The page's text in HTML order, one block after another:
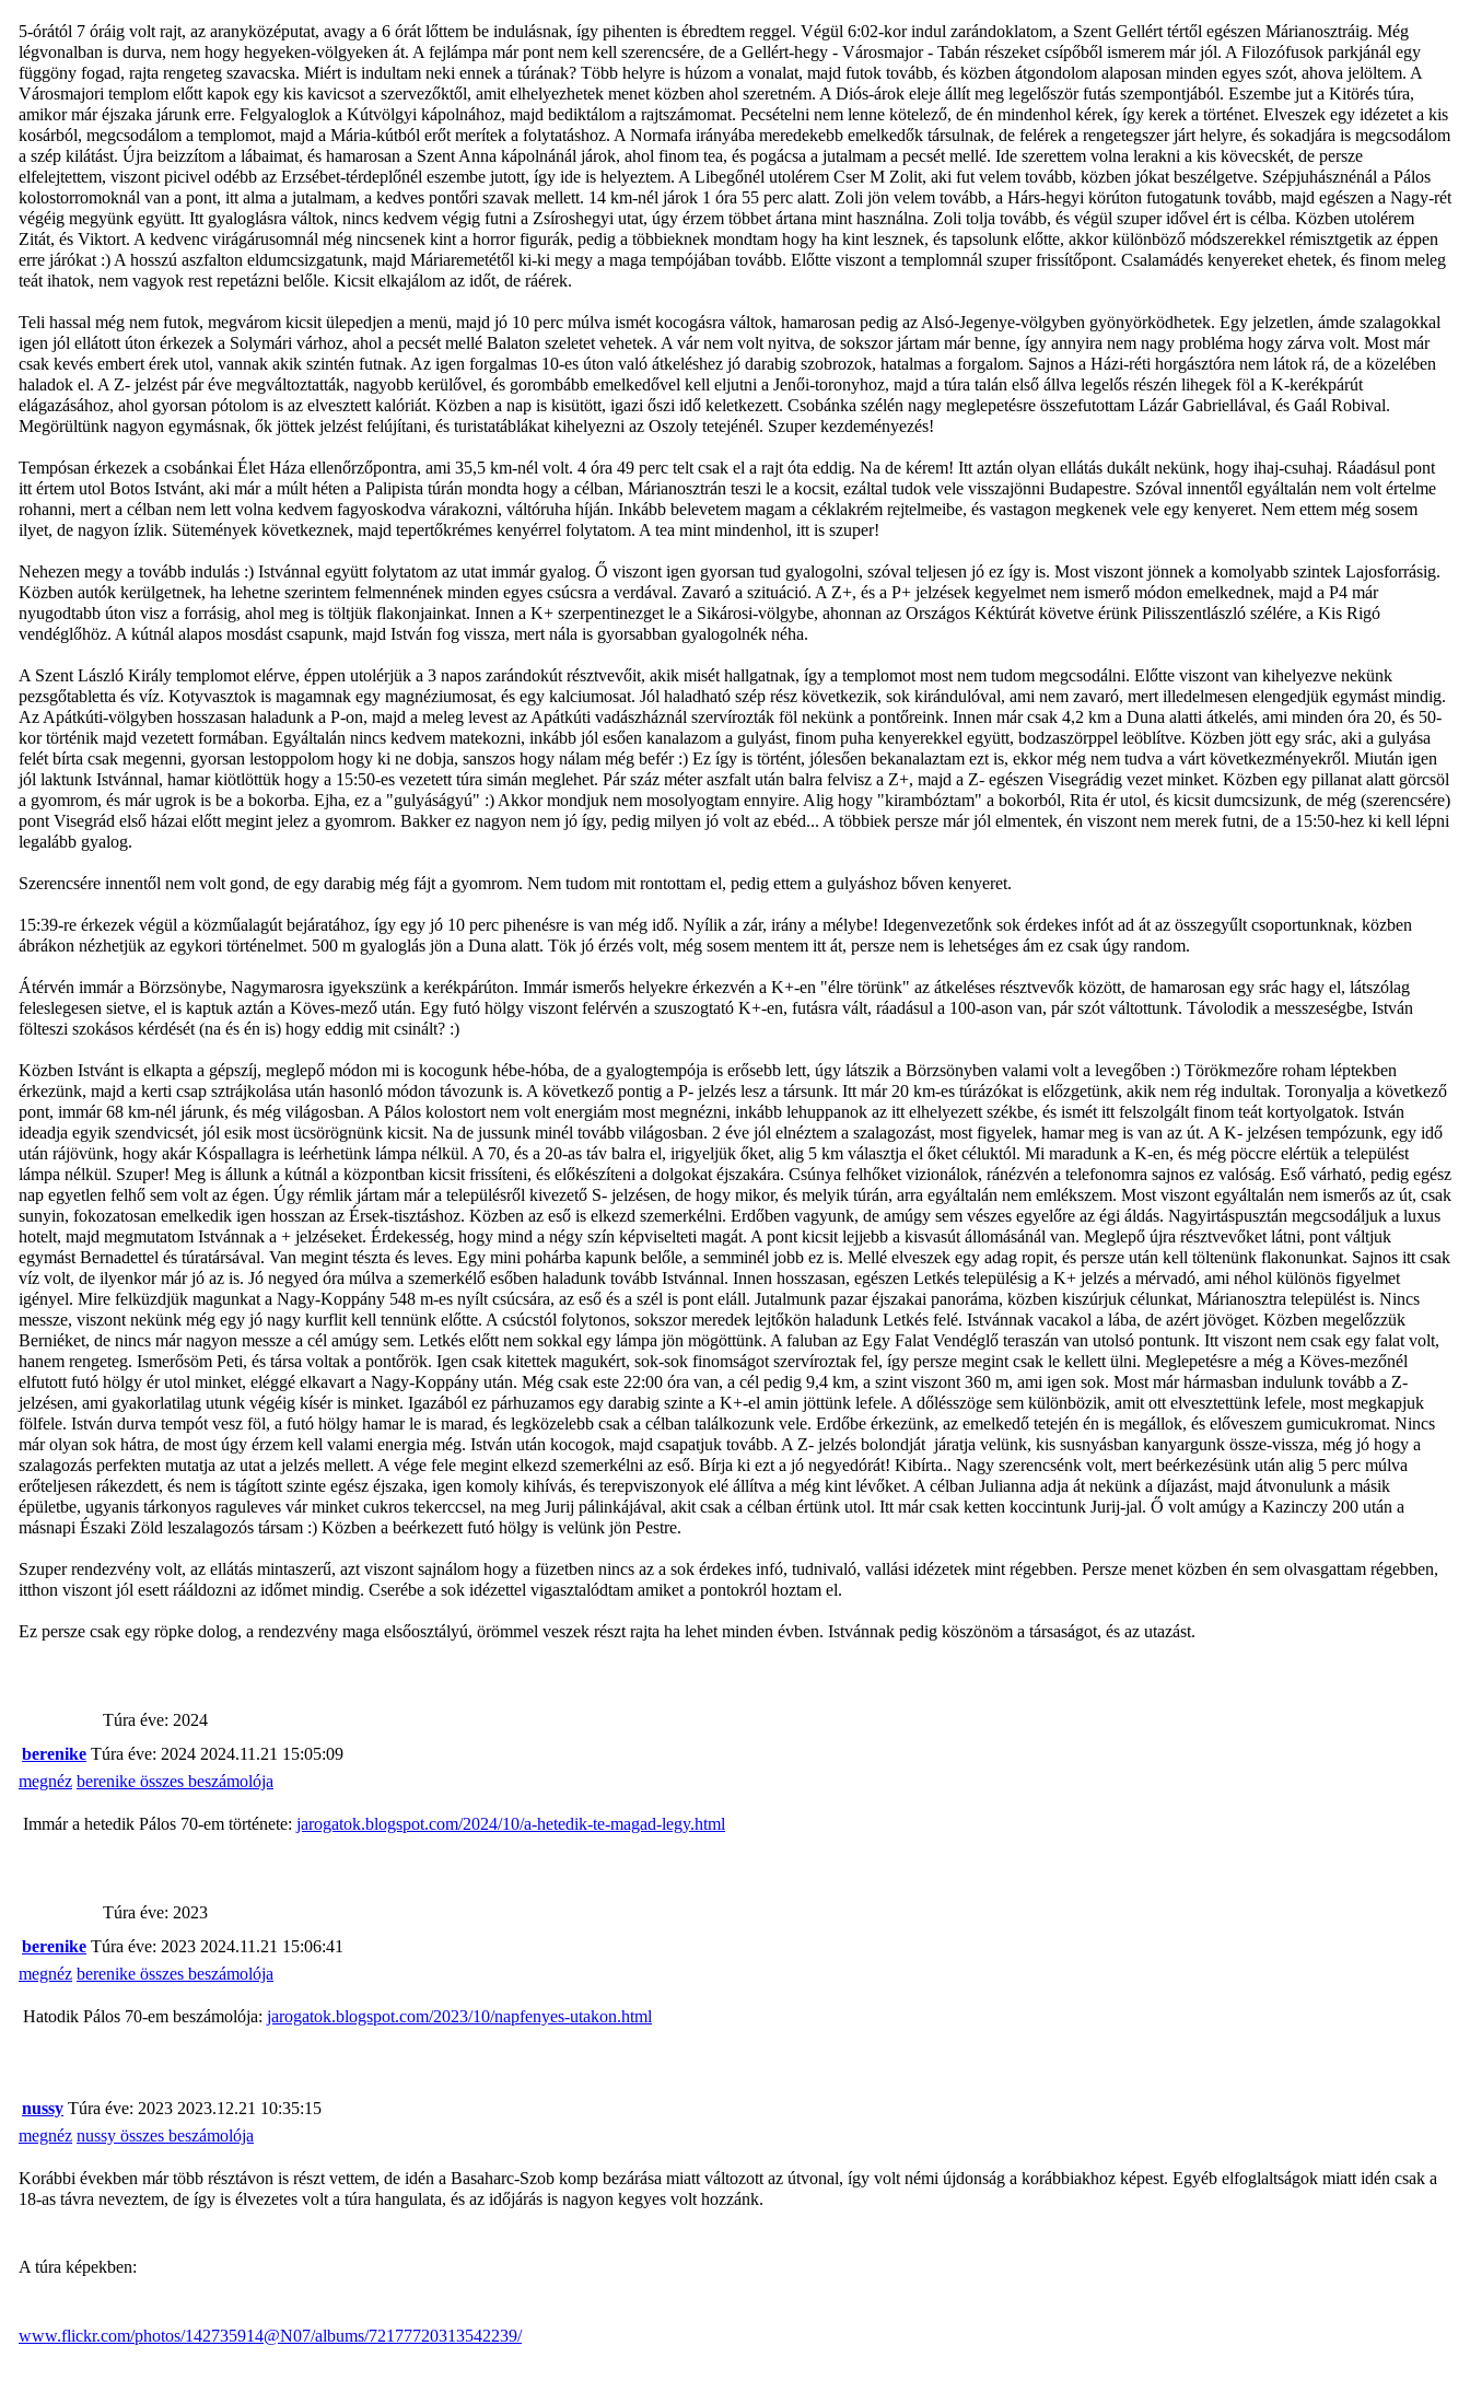
5-órától 7 óráig volt rajt, az aranyközéputat, avagy a 6 órát lőttem be indulásnak, így pihenten is ébredtem reggel. Végül 6:02-kor indul zarándoklatom, a Szent Gellért tértől egészen Márianosztráig. Még
légvonalban is durva, nem hogy hegyeken-völgyeken át. A fejlámpa már pont nem kell szerencsére, de a Gellért-hegy - Városmajor - Tabán részeket csípőből ismerem már jól. A Filozófusok parkjánál egy
függöny fogad, rajta rengeteg szavacska. Miért is indultam neki ennek a túrának? Több helyre is húzom a vonalat, majd futok tovább, és közben átgondolom alaposan minden egyes szót, ahova jelöltem. A
Városmajori templom előtt kapok egy kis kavicsot a szervezőktől, amit elhelyezhetek menet közben ahol szeretném. A Diós-árok eleje állít meg legelőször futás szempontjából. Eszembe jut a Kitörés túra,
amikor már éjszaka járunk erre. Felgyaloglok a Kútvölgyi kápolnához, majd bediktálom a rajtszámomat. Pecsételni nem lenne kötelező, de én mindenhol kérek, így kerek a történet. Elveszek egy idézetet a kis
kosárból, megcsodálom a templomot, majd a Mária-kútból erőt merítek a folytatáshoz. A Normafa irányába meredekebb emelkedők társulnak, de felérek a rengetegszer járt helyre, és sokadjára is megcsodálom
a szép kilátást. Újra beizzítom a lábaimat, és hamarosan a Szent Anna kápolnánál járok, ahol finom tea, és pogácsa a jutalmam a pecsét mellé. Ide szerettem volna lerakni a kis kövecskét, de persze
elfelejtettem, viszont picivel odébb az Erzsébet-térdeplőnél eszembe jutott, így ide is helyeztem. A Libegőnél utolérem Cser M Zolit, aki fut velem tovább, közben jókat beszélgetve. Szépjuhásznénál a Pálos
kolostorromoknál van a pont, itt alma a jutalmam, a kedves pontőri szavak mellett. 14 km-nél járok 1 óra 55 perc alatt. Zoli jön velem tovább, a Hárs-hegyi körúton futogatunk tovább, majd egészen a Nagy-rét
végéig megyünk együtt. Itt gyaloglásra váltok, nincs kedvem végig futni a Zsíroshegyi utat, úgy érzem többet ártana mint használna. Zoli tolja tovább, és végül szuper idővel ért is célba. Közben utolérem
Zitát, és Viktort. A kedvenc virágárusomnál még nincsenek kint a horror figurák, pedig a többieknek mondtam hogy ha kint lesznek, és tapsolunk előtte, akkor különböző módszerekkel rémisztgetik az éppen
erre járókat :) A hosszú aszfalton eldumcsizgatunk, majd Máriaremetétől ki-ki megy a maga tempójában tovább. Előtte viszont a templomnál szuper frissítőpont. Csalamádés kenyereket ehetek, és finom meleg
teát ihatok, nem vagyok rest repetázni belőle. Kicsit elkajálom az időt, de ráérek.
Teli hassal még nem futok, megvárom kicsit ülepedjen a menü, majd jó 10 perc múlva ismét kocogásra váltok, hamarosan pedig az Alsó-Jegenye-völgyben gyönyörködhetek. Egy jelzetlen, ámde szalagokkal
igen jól ellátott úton érkezek a Solymári várhoz, ahol a pecsét mellé Balaton szeletet vehetek. A vár nem volt nyitva, de sokszor jártam már benne, így annyira nem nagy probléma hogy zárva volt. Most már
csak kevés embert érek utol, vannak akik szintén futnak. Az igen forgalmas 10-es úton való átkeléshez jó darabig szobrozok, hatalmas a forgalom. Sajnos a Házi-réti horgásztóra nem látok rá, de a közelében
haladok el. A Z- jelzést pár éve megváltoztatták, nagyobb kerülővel, és gorombább emelkedővel kell eljutni a Jenői-toronyhoz, majd a túra talán első állva legelős részén lihegek föl a K-kerékpárút
elágazásához, ahol gyorsan pótolom is az elvesztett kalóriát. Közben a nap is kisütött, igazi őszi idő keletkezett. Csobánka szélén nagy meglepetésre összefutottam Lázár Gabriellával, és Gaál Robival.
Megörültünk nagyon egymásnak, ők jöttek jelzést felújítani, és turistatáblákat kihelyezni az Oszoly tetejénél. Szuper kezdeményezés!
Tempósan érkezek a csobánkai Élet Háza ellenőrzőpontra, ami 35,5 km-nél volt. 4 óra 49 perc telt csak el a rajt óta eddig. Na de kérem! Itt aztán olyan ellátás dukált nekünk, hogy ihaj-csuhaj. Ráadásul pont
itt értem utol Botos Istvánt, aki már a múlt héten a Palipista túrán mondta hogy a célban, Márianosztrán teszi le a kocsit, ezáltal tudok vele visszajönni Budapestre. Szóval innentől egyáltalán nem volt értelme
rohanni, mert a célban nem lett volna kedvem fagyoskodva várakozni, váltóruha híján. Inkább belevetem magam a céklakrém rejtelmeibe, és vastagon megkenek vele egy kenyeret. Nem ettem még sosem
ilyet, de nagyon ízlik. Sütemények következnek, majd tepertőkrémes kenyérrel folytatom. A tea mint mindenhol, itt is szuper!
Nehezen megy a tovább indulás :) Istvánnal együtt folytatom az utat immár gyalog. Ő viszont igen gyorsan tud gyalogolni, szóval teljesen jó ez így is. Most viszont jönnek a komolyabb szintek Lajosforrásig.
Közben autók kerülgetnek, ha lehetne szerintem felmennének minden egyes csúcsra a verdával. Zavaró a szituáció. A Z+, és a P+ jelzések kegyelmet nem ismerő módon emelkednek, majd a P4 már
nyugodtabb úton visz a forrásig, ahol meg is töltjük flakonjainkat. Innen a K+ szerpentinezget le a Sikárosi-völgybe, ahonnan az Országos Kéktúrát követve érünk Pilisszentlászló szélére, a Kis Rigó
vendéglőhöz. A kútnál alapos mosdást csapunk, majd István fog vissza, mert nála is gyorsabban gyalogolnék néha.
A Szent László Király templomot elérve, éppen utolérjük a 3 napos zarándokút résztvevőit, akik misét hallgatnak, így a templomot most nem tudom megcsodálni. Előtte viszont van kihelyezve nekünk
pezsgőtabletta és víz. Kotyvasztok is magamnak egy magnéziumosat, és egy kalciumosat. Jól haladható szép rész következik, sok kirándulóval, ami nem zavaró, mert illedelmesen elengedjük egymást mindig.
Az Apátkúti-völgyben hosszasan haladunk a P-on, majd a meleg levest az Apátkúti vadászháznál szervírozták föl nekünk a pontőreink. Innen már csak 4,2 km a Duna alatti átkelés, ami minden óra 20, és 50-
kor történik majd vezetett formában. Egyáltalán nincs kedvem matekozni, inkább jól esően kanalazom a gulyást, finom puha kenyerekkel együtt, bodzaszörppel leöblítve. Közben jött egy srác, aki a gulyása
felét bírta csak megenni, gyorsan lestoppolom hogy ki ne dobja, sanszos hogy nálam még befér :) Ez így is történt, jólesően bekanalaztam ezt is, ekkor még nem tudva a várt következményekről. Miután igen
jól laktunk Istvánnal, hamar kiötlöttük hogy a 15:50-es vezetett túra simán meglehet. Pár száz méter aszfalt után balra felvisz a Z+, majd a Z- egészen Visegrádig vezet minket. Közben egy pillanat alatt görcsöl
a gyomrom, és már ugrok is be a bokorba. Ejha, ez a "gulyáságyú" :) Akkor mondjuk nem mosolyogtam ennyire. Alig hogy "kirambóztam" a bokorból, Rita ér utol, és kicsit dumcsizunk, de még (szerencsére)
pont Visegrád első házai előtt megint jelez a gyomrom. Bakker ez nagyon nem jó így, pedig milyen jó volt az ebéd... A többiek persze már jól elmentek, én viszont nem merek futni, de a 15:50-hez ki kell lépni
legalább gyalog.
Szerencsére innentől nem volt gond, de egy darabig még fájt a gyomrom. Nem tudom mit rontottam el, pedig ettem a gulyáshoz bőven kenyeret.
15:39-re érkezek végül a közműalagút bejáratához, így egy jó 10 perc pihenésre is van még idő. Nyílik a zár, irány a mélybe! Idegenvezetőnk sok érdekes infót ad át az összegyűlt csoportunknak, közben
ábrákon nézhetjük az egykori történelmet. 500 m gyaloglás jön a Duna alatt. Tök jó érzés volt, még sosem mentem itt át, persze nem is lehetséges ám ez csak úgy random.
Átérvén immár a Börzsönybe, Nagymarosra igyekszünk a kerékpárúton. Immár ismerős helyekre érkezvén a K+-en "élre törünk" az átkeléses résztvevők között, de hamarosan egy srác hagy el, látszólag
feleslegesen sietve, el is kaptuk aztán a Köves-mező után. Egy futó hölgy viszont felérvén a szuszogtató K+-en, futásra vált, ráadásul a 100-ason van, pár szót váltottunk. Távolodik a messzeségbe, István
fölteszi szokásos kérdését (na és én is) hogy eddig mit csinált? :)
Közben Istvánt is elkapta a gépszíj, meglepő módon mi is kocogunk hébe-hóba, de a gyalogtempója is erősebb lett, úgy látszik a Börzsönyben valami volt a levegőben :) Törökmezőre roham léptekben
érkezünk, majd a kerti csap sztrájkolása után hasonló módon távozunk is. A következő pontig a P- jelzés lesz a társunk. Itt már 20 km-es túrázókat is előzgetünk, akik nem rég indultak. Toronyalja a következő
pont, immár 68 km-nél járunk, és még világosban. A Pálos kolostort nem volt energiám most megnézni, inkább lehuppanok az itt elhelyezett székbe, és ismét itt felszolgált finom teát kortyolgatok. István
ideadja egyik szendvicsét, jól esik most ücsörögnünk kicsit. Na de jussunk minél tovább világosban. 2 éve jól elnéztem a szalagozást, most figyelek, hamar meg is van az út. A K- jelzésen tempózunk, egy idő
után rájövünk, hogy akár Kóspallagra is leérhetünk lámpa nélkül. A 70, és a 20-as táv balra el, irigyeljük őket, alig 5 km választja el őket céluktól. Mi maradunk a K-en, és még pöccre elértük a települést
lámpa nélkül. Szuper! Meg is állunk a kútnál a központban kicsit frissíteni, és előkészíteni a dolgokat éjszakára. Csúnya felhőket vizionálok, ránézvén a telefonomra sajnos ez valóság. Eső várható, pedig egész
nap egyetlen felhő sem volt az égen. Úgy rémlik jártam már a településről kivezető S- jelzésen, de hogy mikor, és melyik túrán, arra egyáltalán nem emlékszem. Most viszont egyáltalán nem ismerős az út, csak
sunyin, fokozatosan emelkedik igen hosszan az Érsek-tisztáshoz. Közben az eső is elkezd szemerkélni. Erdőben vagyunk, de amúgy sem vészes egyelőre az égi áldás. Nagyirtáspusztán megcsodáljuk a luxus
hotelt, majd megmutatom Istvánnak a + jelzéseket. Érdekesség, hogy mind a négy szín képviselteti magát. A pont kicsit lejjebb a kisvasút állomásánál van. Meglepő újra résztvevőket látni, pont váltjuk
egymást Bernadettel és túratársával. Van megint tészta és leves. Egy mini pohárba kapunk belőle, a semminél jobb ez is. Mellé elveszek egy adag ropit, és persze után kell töltenünk flakonunkat. Sajnos itt csak
víz volt, de ilyenkor már jó az is. Jó negyed óra múlva a szemerkélő esőben haladunk tovább Istvánnal. Innen hosszasan, egészen Letkés településig a K+ jelzés a mérvadó, ami néhol különös figyelmet
igényel. Mire felküzdjük magunkat a Nagy-Koppány 548 m-es nyílt csúcsára, az eső és a szél is pont eláll. Jutalmunk pazar éjszakai panoráma, közben kiszúrjuk célunkat, Márianosztra települést is. Nincs
messze, viszont nekünk még egy jó nagy kurflit kell tennünk előtte. A csúcstól folytonos, sokszor meredek lejtőkön haladunk Letkés felé. Istvánnak vacakol a lába, de azért jövöget. Közben megelőzzük
Berniéket, de nincs már nagyon messze a cél amúgy sem. Letkés előtt nem sokkal egy lámpa jön mögöttünk. A faluban az Egy Falat Vendéglő teraszán van utolsó pontunk. Itt viszont nem csak egy falat volt,
hanem rengeteg. Ismerősöm Peti, és társa voltak a pontőrök. Igen csak kitettek magukért, sok-sok finomságot szervíroztak fel, így persze megint csak le kellett ülni. Meglepetésre a még a Köves-mezőnél
elfutott futó hölgy ér utol minket, eléggé elkavart a Nagy-Koppány után. Még csak este 22:00 óra van, a cél pedig 9,4 km, a szint viszont 360 m, ami igen sok. Most már hármasban indulunk tovább a Z-
jelzésen, ami gyakorlatilag utunk végéig kísér is minket. Igazából ez párhuzamos egy darabig szinte a K+-el amin jöttünk lefele. A dőlésszöge sem különbözik, amit ott elvesztettünk lefele, most megkapjuk
fölfele. István durva tempót vesz föl, a futó hölgy hamar le is marad, és legközelebb csak a célban találkozunk vele. Erdőbe érkezünk, az emelkedő tetején én is megállok, és előveszem gumicukromat. Nincs
már olyan sok hátra, de most úgy érzem kell valami energia még. István után kocogok, majd csapatjuk tovább. A Z- jelzés bolondját járatja velünk, kis susnyásban kanyargunk össze-vissza, még jó hogy a
szalagozás perfekten mutatja az utat a jelzés mellett. A vége fele megint elkezd szemerkélni az eső. Bírja ki ezt a jó negyedórát! Kibírta.. Nagy szerencsénk volt, mert beérkezésünk után alig 5 perc múlva
erőteljesen rákezdett, és nem is tágított szinte egész éjszaka, igen komoly kihívás, és terepviszonyok elé állítva a még kint lévőket. A célban Julianna adja át nekünk a díjazást, majd átvonulunk a másik
épületbe, ugyanis tárkonyos raguleves vár minket cukros tekerccsel, na meg Jurij pálinkájával, akit csak a célban értünk utol. Itt már csak ketten koccintunk Jurij-jal. Ő volt amúgy a Kazinczy 200 után a
másnapi Északi Zöld leszalagozós társam :) Közben a beérkezett futó hölgy is velünk jön Pestre.
Szuper rendezvény volt, az ellátás mintaszerű, azt viszont sajnálom hogy a füzetben nincs az a sok érdekes infó, tudnivaló, vallási idézetek mint régebben. Persze menet közben én sem olvasgattam régebben,
itthon viszont jól esett rááldozni az időmet mindig. Cserébe a sok idézettel vigasztalódtam amiket a pontokról hoztam el.
Ez persze csak egy röpke dolog, a rendezvény maga elsőosztályú, örömmel veszek részt rajta ha lehet minden évben. Istvánnak pedig köszönöm a társaságot, és az utazást.
Túra éve: 2024
berenike Túra éve: 2024 2024.11.21 15:05:09
megnéz berenike összes beszámolója
Immár a hetedik Pálos 70-em története: jarogatok.blogspot.com/2024/10/a-hetedik-te-magad-legy.html
Túra éve: 2023
berenike Túra éve: 2023 2024.11.21 15:06:41
megnéz berenike összes beszámolója
Hatodik Pálos 70-em beszámolója: jarogatok.blogspot.com/2023/10/napfenyes-utakon.html
nussy Túra éve: 2023 2023.12.21 10:35:15
megnéz nussy összes beszámolója
Korábbi években már több résztávon is részt vettem, de idén a Basaharc-Szob komp bezárása miatt változott az útvonal, így volt némi újdonság a korábbiakhoz képest. Egyéb elfoglaltságok miatt idén csak a
18-as távra neveztem, de így is élvezetes volt a túra hangulata, és az időjárás is nagyon kegyes volt hozzánk.
A túra képekben:
www.flickr.com/photos/142735914@N07/albums/72177720313542239/